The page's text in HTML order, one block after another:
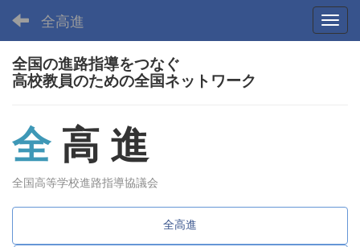
全高進
全国の進路指導をつなぐ
高校教員のための全国ネットワーク
全高 進
全国高等学校進路指導協議会
全高進